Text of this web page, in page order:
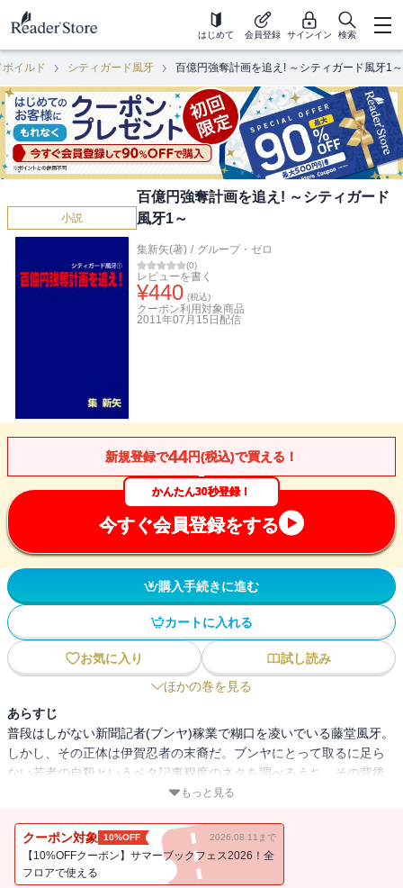
はじめて 会員登録 サインイン 検索
イルド シティガード風牙 百億円強奪計画を追え! ～シティガード風牙1～
小説
百億円強奪計画を追え! ～シティガード
風牙1～
集新矢(著) / グループ・ゼロ
(0)
レビューを書く
¥440 (税込)
クーポン利用対象商品
2011年07月15日 配信
新規登録で44円(税込)で買える！
かんたん30秒登録！
今すぐ会員登録をする
購入手続きに進む
カートに入れる
お気に入り
試し読み
ほかの巻を見る
あらすじ
普段はしがない新聞記者(ブンヤ)稼業で糊口を凌いでいる藤堂風牙。
しかし、その正体は伊賀忍者の末裔だ。ブンヤにとって取るに足ら
ない若者の自殺というベタ記事程度のネタを調べるうち、その背後
に途轍もない大犯罪の匂いを嗅ぎ取った！空前絶後のスケールで展
もっと見る
クーポン対象 10%OFF 2026.08.11まで
【10%OFFクーポン】サマーブックフェス2026！全
フロアで使える